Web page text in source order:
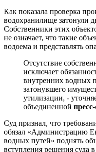
Как показала проверка
водохранилище затонули
Собственники этих
не означает, что такие
водоема и представлять
Отсутствие
исключает
внутренних водных
затонувшего
утилизации, -
объединенной
Суд признал, что
обязал «Администрацию
водных путей» поднять
вступления решения суда